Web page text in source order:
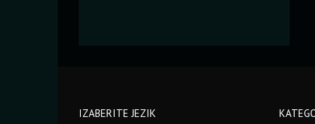
IZABERITE JEZIK